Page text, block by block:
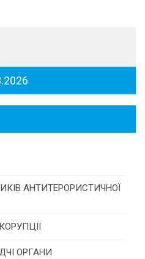
місцевого
суспільства
АНТИТЕРОРИСТИЧНОЇ
ОРГАНИ